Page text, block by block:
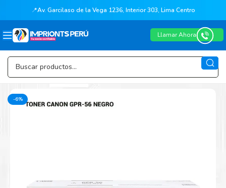
📍Av. Garcilaso de la Vega 1236, Interior 303, Lima Centro
Llamar Ahora
-6%